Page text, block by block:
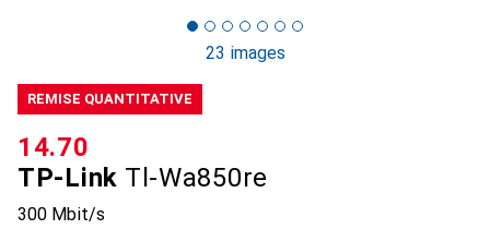
23 images
REMISE QUANTITATIVE
TP-Link Tl-Wa850re
300 Mbit/s
CHF
14.70